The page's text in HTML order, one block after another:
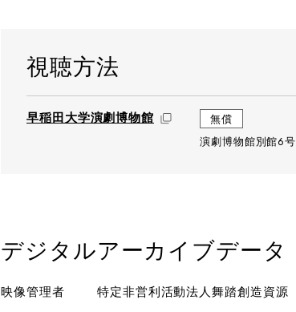
視聴方法
早稲田大学演劇博物館
無償
演劇博物館別館6
デジタルアーカイブデータ
映像管理者
特定非営利活動法人舞踏創造資源